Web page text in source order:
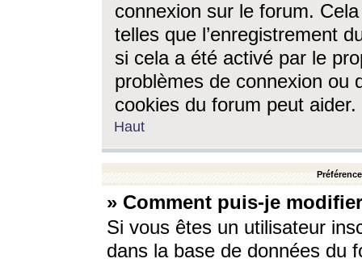
connexion sur le forum.
telles que l’enregistrement
si cela a été activé par le
problèmes de connexion ou
cookies du forum peut aider.
Haut
» Comment puis-je
Si vous êtes un utilisateur
dans la base de données du